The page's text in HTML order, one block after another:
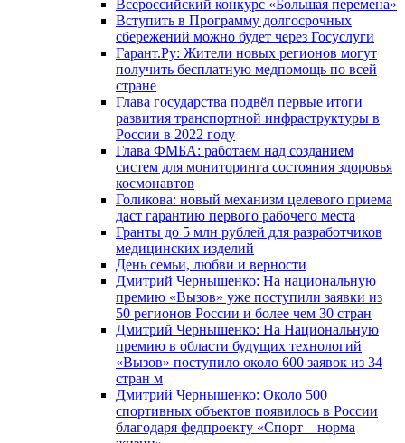
Всероссийский конкурс «Большая перемена»
Вступить в Программу долгосрочных
сбережений можно будет через Госуслуги
Гарант.Ру: Жители новых регионов могут
получить бесплатную медпомощь по всей
стране
Глава государства подвёл первые итоги
развития транспортной инфраструктуры в
России в 2022 году
Глава ФМБА: работаем над созданием
систем для мониторинга состояния здоровья
космонавтов
Голикова: новый механизм целевого приема
даст гарантию первого рабочего места
Гранты до 5 млн рублей для разработчиков
медицинских изделий
День семьи, любви и верности
Дмитрий Чернышенко: На национальную
премию «Вызов» уже поступили заявки из
50 регионов России и более чем 30 стран
Дмитрий Чернышенко: На Национальную
премию в области будущих технологий
«Вызов» поступило около 600 заявок из 34
стран м
Дмитрий Чернышенко: Около 500
спортивных объектов появилось в России
благодаря федпроекту «Спорт – норма